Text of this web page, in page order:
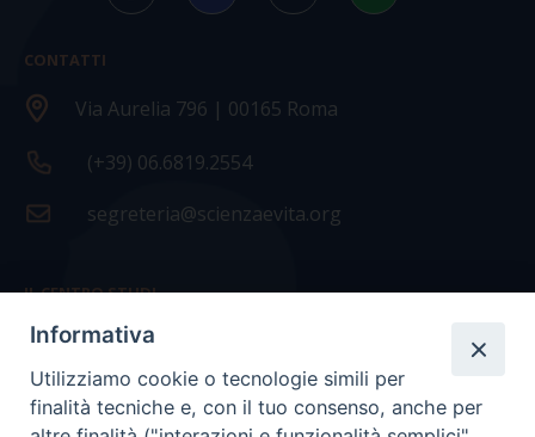
CONTATTI
Via Aurelia 796 | 00165 Roma
(+39) 06.6819.2554
segreteria@scienzaevita.org
IL CENTRO STUDI
La nostra storia
Statuto
Informativa
Utilizziamo cookie o tecnologie simili per
finalità tecniche e, con il tuo consenso, anche per